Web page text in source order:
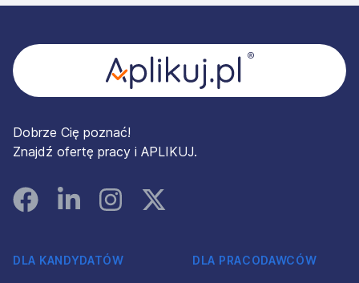
Dobrze Cię poznać!
Znajdź ofertę pracy i APLIKUJ.
FacebookLinked InInstagramInstagram
DLA KANDYDATÓW DLA PRACODAWCÓW